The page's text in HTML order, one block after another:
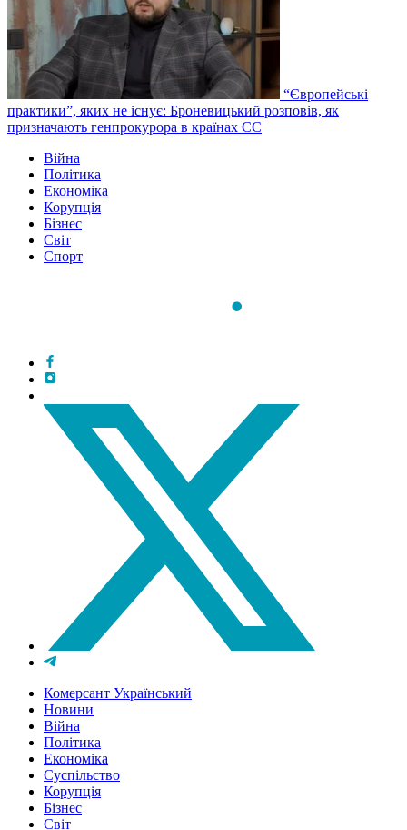
“Європейські
практики”, яких не існує: Броневицький розповів, як
призначають генпрокурора в країнах ЄС
Війна
Політика
Економіка
Корупція
Бізнес
Світ
Спорт
Комерсант Український
Новини
Війна
Політика
Економіка
Суспільство
Корупція
Бізнес
Світ